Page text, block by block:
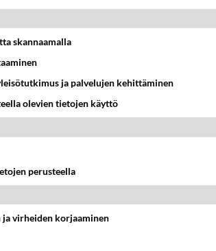
miten paskoja palveluita nämä ovat?
skannaamalla
ja palvelujen kehittäminen
olevien tietojen käyttö
perusteella
virheiden korjaaminen